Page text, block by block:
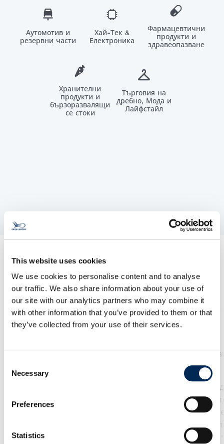
This website uses cookies
We use cookies to personalise content and to analyse
our traffic. We also share information about your use of
our site with our analytics partners who may combine it
with other information that you’ve provided to them or that
they’ve collected from your use of their services.
Selection
Necessary
Preferences
Statistics
Аутомотив и
резервни части
Хай-Тек &
Електроника
Фармацевтични
продукти и
здравеопазване
Хранителни
продукти и
бързоразвалящи
се стоки
Търговия на
дребно, Мода и
Лайфстайл
Нашите Услуги
въздушни карго услуги, за
оптималния баланс между
Морски
Нашите
за морски
гарантират,
стоки ще
всеки